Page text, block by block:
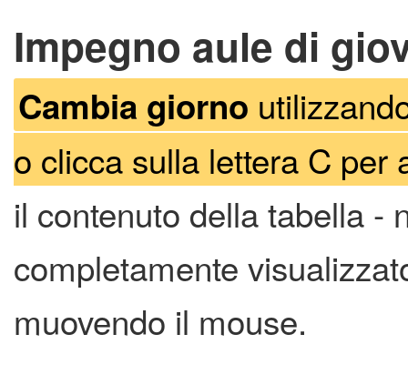
Impegno aule di
Cambia giorno
o clicca sulla lettera C per
il contenuto della tabella -
completamente
muovendo il mouse.